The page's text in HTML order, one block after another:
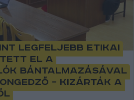
legfeljebb etikai
el a
bántalmazásával
– kizárták a